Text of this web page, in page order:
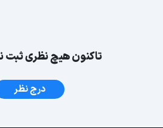
تاکنون هیچ نظری
درج نظر